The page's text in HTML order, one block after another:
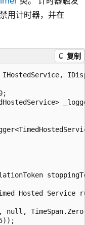
用计时器，并在
复制
Hosted Service
null,